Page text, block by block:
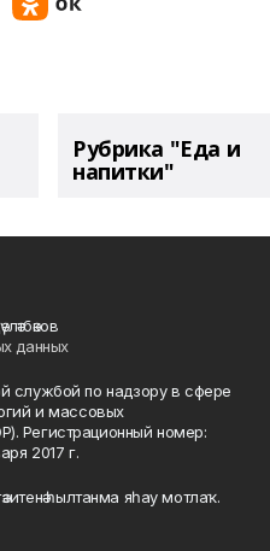
Рубрика "Еда и
напитки"
данных
службой по надзору в сфере
и массовых
Регистрационный номер:
2017 г.
һылтанма яһау мотлаҡ.